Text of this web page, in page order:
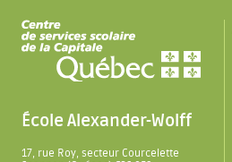
École Alexander-Wolff
17, rue Roy, secteur Courcelette